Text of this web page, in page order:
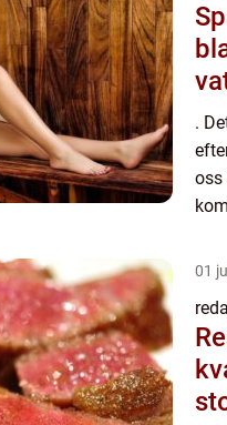
.
oss
01